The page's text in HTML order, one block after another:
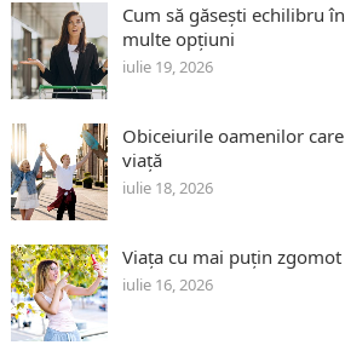
Cum să găsești echilibru
multe opțiuni
iulie 19, 2026
Obiceiurile oamenilor
viață
iulie 18, 2026
Viața cu mai puțin
iulie 16, 2026